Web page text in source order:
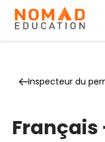
Inspecteur du
Français